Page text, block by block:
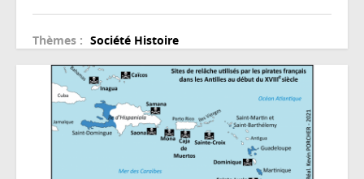
Thèmes : Société Histoire